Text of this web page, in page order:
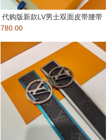
代购版新款LV男士双面皮带腰带
立体字母扣 原厂皮料，区别市
780.00